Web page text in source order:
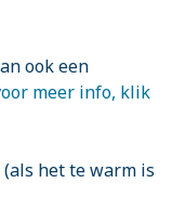
ook een
meer info, klik
het te warm is